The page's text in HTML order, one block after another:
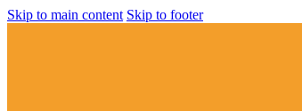
Skip to main content Skip to footer